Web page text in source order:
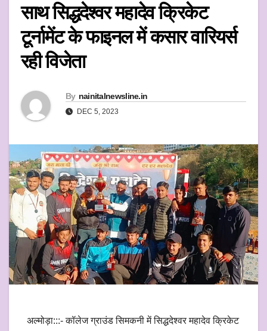
साथ सिद्धदेश्वर महादेव क्रिकेट
टूर्नामेंट के फाइनल में कसार वारियर्स
रही विजेता
By nainitalnewsline.in
DEC 5, 2023
अल्मोड़ा:::- कॉलेज ग्राउंड सिमकनी में सिद्धदेश्वर महादेव क्रिकेट